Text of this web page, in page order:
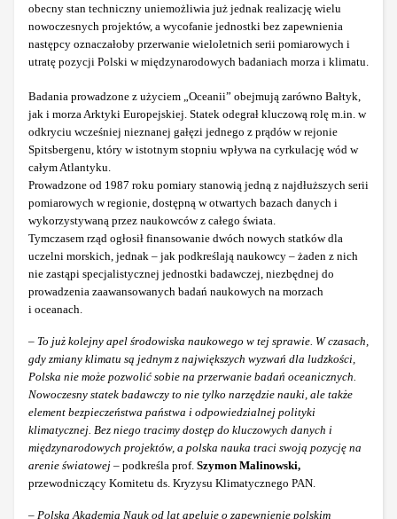
obecny stan techniczny uniemożliwia już jednak realizację wielu
nowoczesnych projektów, a wycofanie jednostki bez zapewnienia
następcy oznaczałoby przerwanie wieloletnich serii pomiarowych i
utratę pozycji Polski w międzynarodowych badaniach morza i klimatu.
Badania prowadzone z użyciem „Oceanii” obejmują zarówno Bałtyk,
jak i morza Arktyki Europejskiej. Statek odegrał kluczową rolę m.in. w
odkryciu wcześniej nieznanej gałęzi jednego z prądów w rejonie
Spitsbergenu, który w istotnym stopniu wpływa na cyrkulację wód w
całym Atlantyku.
Prowadzone od 1987 roku pomiary stanowią jedną z najdłuższych serii
pomiarowych w regionie, dostępną w otwartych bazach danych i
wykorzystywaną przez naukowców z całego świata.
Tymczasem rząd ogłosił finansowanie dwóch nowych statków dla
uczelni morskich, jednak – jak podkreślają naukowcy – żaden z nich
nie zastąpi specjalistycznej jednostki badawczej, niezbędnej do
prowadzenia zaawansowanych badań naukowych na morzach
i oceanach.
– To już kolejny apel środowiska naukowego w tej sprawie. W czasach,
gdy zmiany klimatu są jednym z największych wyzwań dla ludzkości,
Polska nie może pozwolić sobie na przerwanie badań oceanicznych.
Nowoczesny statek badawczy to nie tylko narzędzie nauki, ale także
element bezpieczeństwa państwa i odpowiedzialnej polityki
klimatycznej. Bez niego tracimy dostęp do kluczowych danych i
międzynarodowych projektów, a polska nauka traci swoją pozycję na
arenie światowej – podkreśla prof. Szymon Malinowski,
przewodniczący Komitetu ds. Kryzysu Klimatycznego PAN.
– Polska Akademia Nauk od lat apeluje o zapewnienie polskim